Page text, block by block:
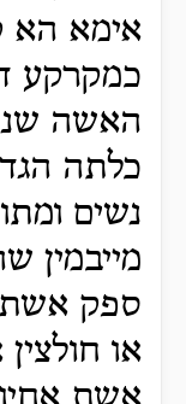
אימא הא
כמקרקע
האשה
כלתה
נשים
מייבמין
ספק אשת
או